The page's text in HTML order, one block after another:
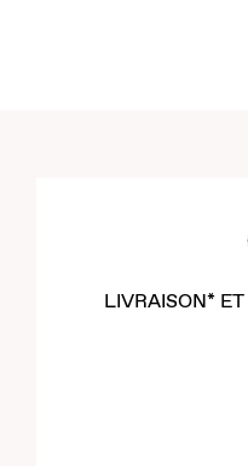
LIVRAISON*